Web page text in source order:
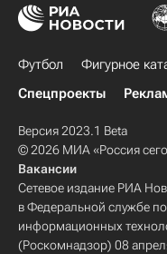
Футбол Фигурное
Спецпроекты
Версия 2023.1 Beta
© 2026 МИА «Россия
Вакансии
Сетевое издание РИА
в Федеральной службе
информационных
(Роскомнадзор) 08